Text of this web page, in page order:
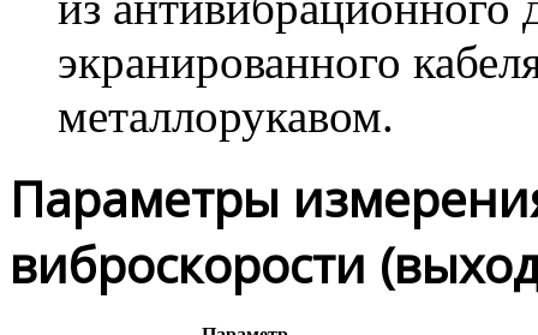
экранированного
металлорукавом.
Параметры
виброскорости